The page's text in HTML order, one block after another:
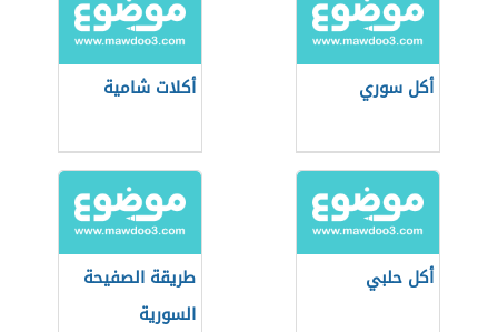
أكل سوري أكلات شامية
أكل حلبي
طريقة الصفيحة
السورية